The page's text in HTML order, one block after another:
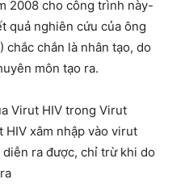
2008 cho công trình này-
quả nghiên cứu của ông
chắc chắn là nhân tạo, do
môn tạo ra.
Virut HIV trong Virut
HIV xâm nhập vào virut
ra được, chỉ trừ khi do